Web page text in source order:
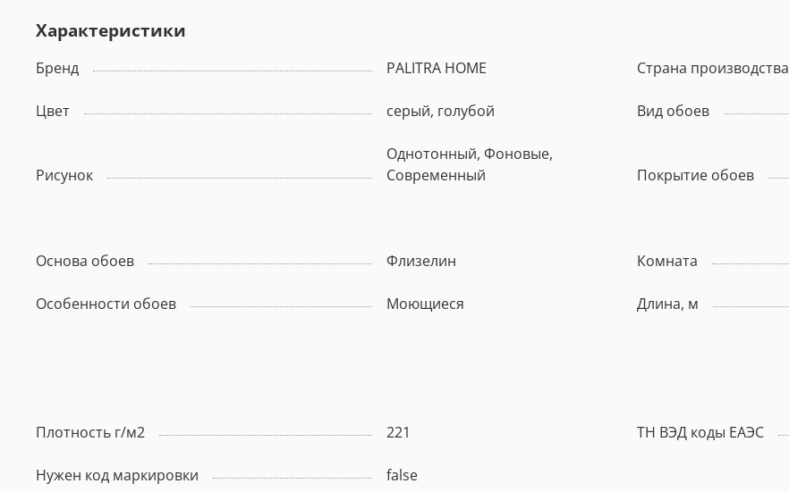
Характеристики
Бренд PALITRA HOME Страна производства
Цвет серый, голубой Вид обоев
Рисунок
Однотонный, Фоновые,
Современный
Покрытие обоев
Основа обоев Флизелин Комната
Особенности обоев Моющиеся Длина, м
Плотность г/м2 221 ТН ВЭД коды ЕАЭС
Нужен код маркировки false